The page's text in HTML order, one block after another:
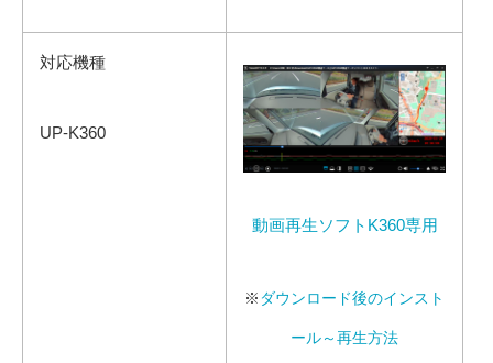
対応機種
UP-K360
動画再生ソフトK360専用
※ ダウンロード後のインスト
ール～再生方法